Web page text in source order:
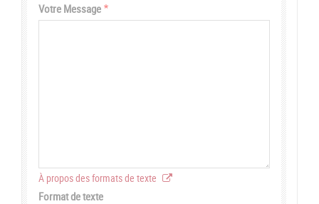
Votre Message
À propos des formats de texte
Format de texte